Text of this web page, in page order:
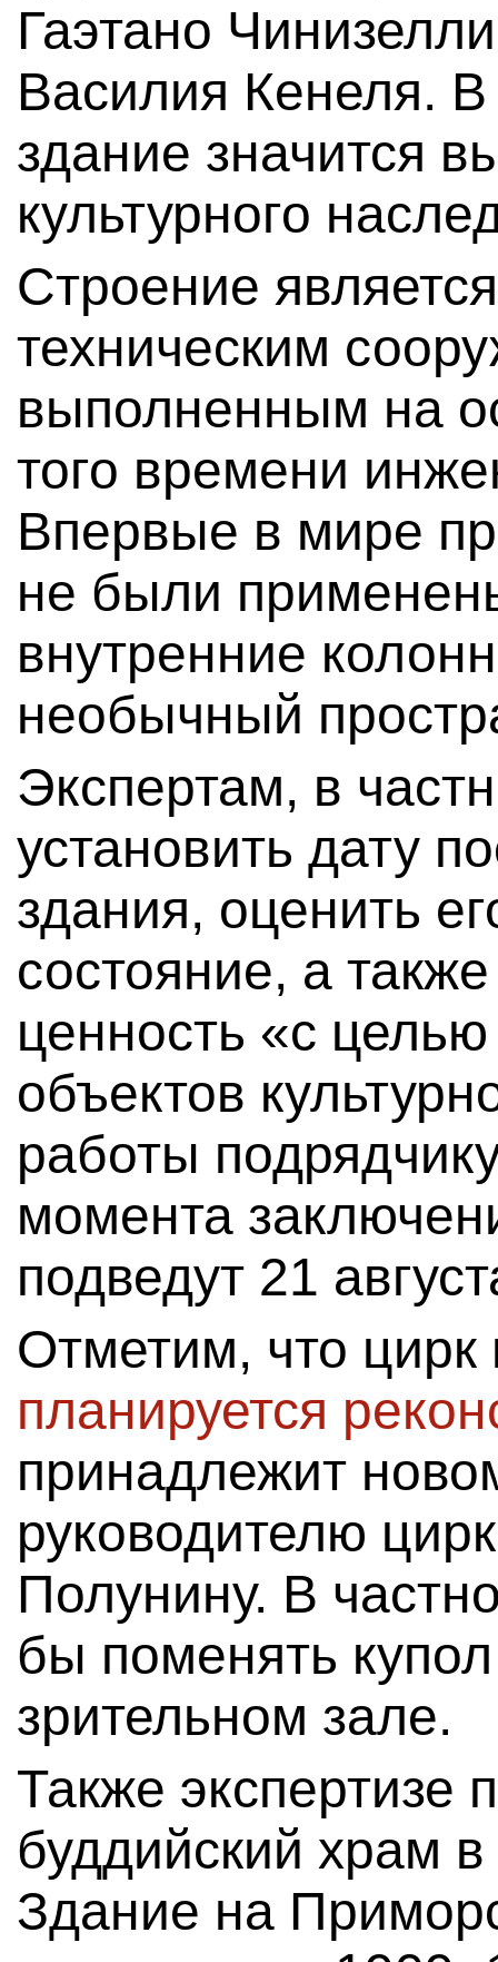
Гаэтано
Василия Кенеля.
здание значится
культурного
Строение
техническим
выполненным на
того времени
Впервые в мире
не были
внутренние
необычный
Экспертам, в
установить дату
здания, оценить
состояние, а
ценность «с
объектов
работы
момента
подведут 21
Отметим, что цирк
планируется
принадлежит
руководителю
Полунину. В
бы поменять
зрительном зале.
Также экспертизе
буддийский храм
Здание на